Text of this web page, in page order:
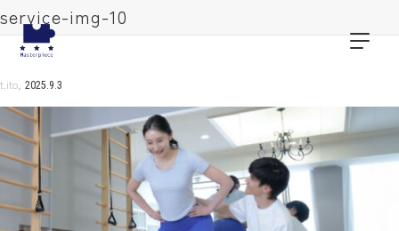
service-img-10
t.ito, 2025.9.3